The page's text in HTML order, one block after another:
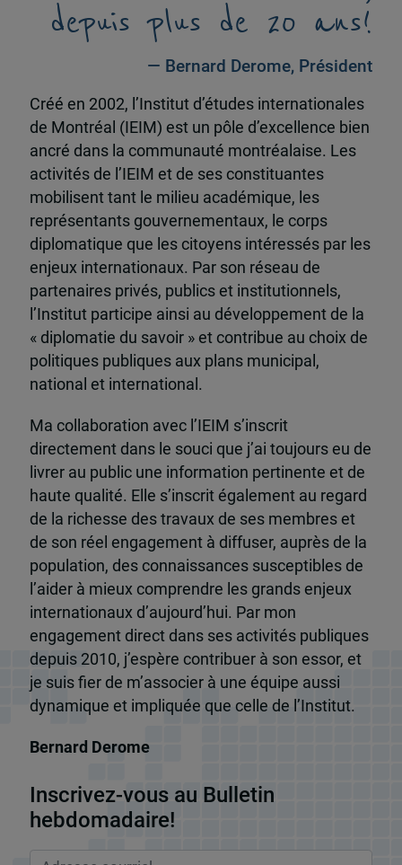
depuis plus de 20 ans!
— Bernard Derome, Président
Créé en 2002, l’Institut d’études internationales
de Montréal (IEIM) est un pôle d’excellence bien
ancré dans la communauté montréalaise. Les
activités de l’IEIM et de ses constituantes
mobilisent tant le milieu académique, les
représentants gouvernementaux, le corps
diplomatique que les citoyens intéressés par les
enjeux internationaux. Par son réseau de
partenaires privés, publics et institutionnels,
l’Institut participe ainsi au développement de la
« diplomatie du savoir » et contribue au choix de
politiques publiques aux plans municipal,
national et international.
Ma collaboration avec l’IEIM s’inscrit
directement dans le souci que j’ai toujours eu de
livrer au public une information pertinente et de
haute qualité. Elle s’inscrit également au regard
de la richesse des travaux de ses membres et
de son réel engagement à diffuser, auprès de la
population, des connaissances susceptibles de
l’aider à mieux comprendre les grands enjeux
internationaux d’aujourd’hui. Par mon
engagement direct dans ses activités publiques
depuis 2010, j’espère contribuer à son essor, et
je suis fier de m’associer à une équipe aussi
dynamique et impliquée que celle de l’Institut.
Bernard Derome
Inscrivez-vous au Bulletin
hebdomadaire!